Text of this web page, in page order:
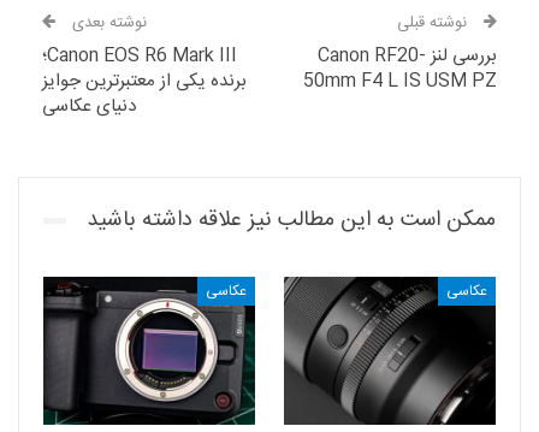
نوشته قبلی
بررسی لنز Canon RF20-
50mm F4 L IS USM PZ
نوشته بعدی
Canon EOS R6 Mark III؛
برنده یکی از معتبرترین جوایز
دنیای عکاسی
ممکن است به این مطالب نیز علاقه داشته باشید
عکاسی عکاسی